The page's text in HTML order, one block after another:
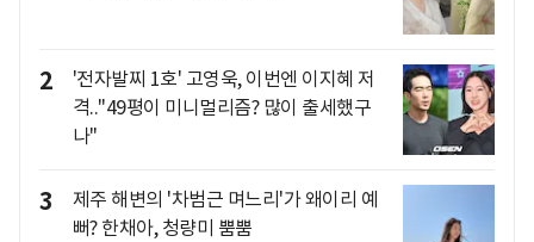
2
'전자발찌 1호' 고영욱, 이번엔 이지혜 저
격.."49평이 미니멀리즘? 많이 출세했구
나"
3
제주 해변의 '차범근 며느리'가 왜이리 예
뻐? 한채아, 청량미 뿜뿜